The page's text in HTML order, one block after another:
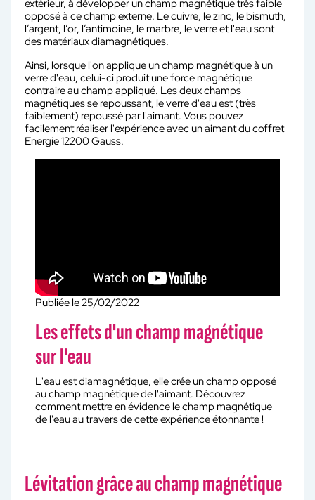
extérieur, à développer un champ magnétique très faible
opposé à ce champ externe. Le cuivre, le zinc, le bismuth,
l’argent, l’or, l’antimoine, le marbre, le verre et l'eau sont
des matériaux diamagnétiques.
Ainsi, lorsque l'on applique un champ magnétique à un
verre d'eau, celui-ci produit une force magnétique
contraire au champ appliqué. Les deux champs
magnétiques se repoussant, le verre d'eau est (très
faiblement) repoussé par l'aimant. Vous pouvez
facilement réaliser l'expérience avec un aimant du coffret
Energie 12200 Gauss.
Publiée le25/02/2022
Les effets d'un champ magnétique
sur l'eau
L'eau est diamagnétique, elle crée un champ opposé
au champ magnétique de l'aimant. Découvrez
comment mettre en évidence le champ magnétique
de l'eau au travers de cette expérience étonnante !
Lévitation grâce au champ magnétique